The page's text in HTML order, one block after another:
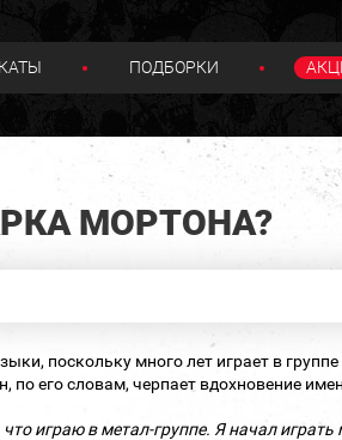
ПОДБОРКИ
МОРТОНА?
поскольку много лет играет в группе
его словам, черпает вдохновение
играю в метал-группе. Я начал